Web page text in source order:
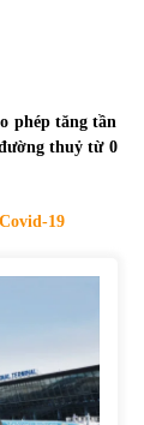
28,7 tỷ đồng
hạng 2022
phép tăng tần
thuỷ từ 0
19